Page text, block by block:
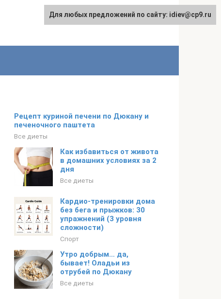
Рецепт куриной печени по Дюкану и
печеночного паштета
Все диеты
Как избавиться от живота
в домашних условиях за 2
дня
Все диеты
Кардио-тренировки дома
без бега и прыжков: 30
упражнений (3 уровня
сложности)
Спорт
Утро добрым… да,
бывает! Оладьи из
отрубей по Дюкану
Все диеты
Для любых предложений по сайту: idiev@cp9.ru